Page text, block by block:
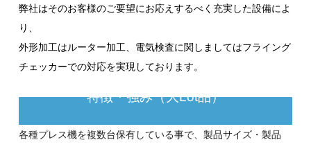
弊社はそのお客様のご要望にお応えするべく充実した設備によ
り、
外形加工はルーター加工、電気検査に関しましてはフライング
チェッカーでの対応を実現しております。
特徴・強み（大Lot品）
各種プレス機を複数台保有している事で、製品サイズ・製品